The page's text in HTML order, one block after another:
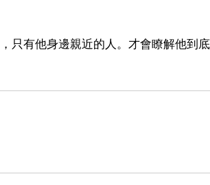
只有他身邊親近的人。才會瞭解他到